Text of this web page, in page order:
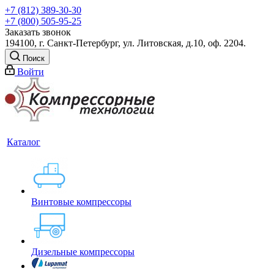
+7 (812) 389-30-30
+7 (800) 505-95-25
Заказать звонок
194100, г. Санкт-Петербург, ул. Литовская, д.10, оф. 2204.
Поиск
Войти
Каталог
Винтовые компрессоры
Дизельные компрессоры